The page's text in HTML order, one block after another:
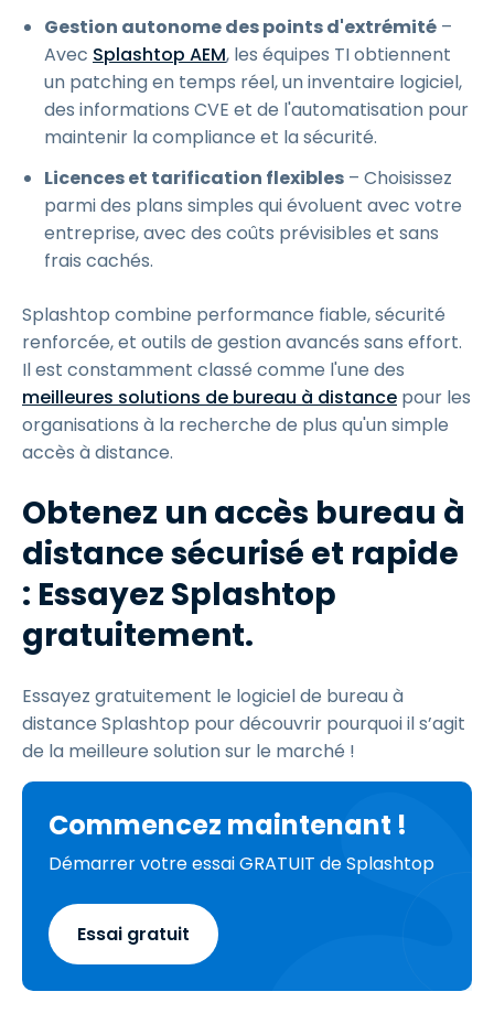
Gestion autonome des points d'extrémité –
Avec Splashtop AEM, les équipes TI obtiennent
un patching en temps réel, un inventaire logiciel,
des informations CVE et de l'automatisation pour
maintenir la compliance et la sécurité.
Licences et tarification flexibles – Choisissez
parmi des plans simples qui évoluent avec votre
entreprise, avec des coûts prévisibles et sans
frais cachés.
Splashtop combine performance fiable, sécurité
renforcée, et outils de gestion avancés sans effort.
Il est constamment classé comme l'une des
meilleures solutions de bureau à distance pour les
organisations à la recherche de plus qu'un simple
accès à distance.
Obtenez un accès bureau à
distance sécurisé et rapide
: Essayez Splashtop
gratuitement.
Essayez gratuitement le logiciel de bureau à
distance Splashtop pour découvrir pourquoi il s’agit
de la meilleure solution sur le marché !
Commencez maintenant !
Démarrer votre essai GRATUIT de Splashtop
Essai gratuit